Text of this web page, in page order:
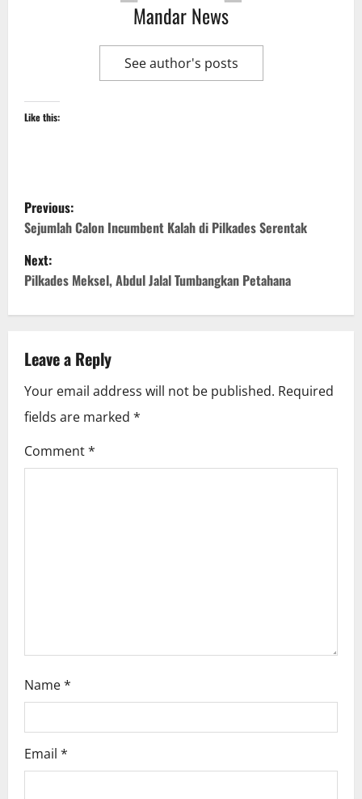
Mandar News
See author's posts
Like this:
P
o
s
a
v
i
g
Previous:
Sejumlah Calon Incumbent Kalah di Pilkades Serentak
Next:
Pilkades Meksel, Abdul Jalal Tumbangkan Petahana
Leave a Reply
Your email address will not be published. Required
fields are marked *
Comment*
Name*
Email *